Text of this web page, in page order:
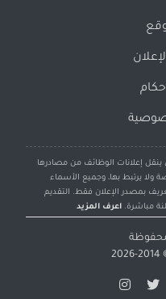
إعلانات الوظائف من مصادرها
ولا يرتبط بها، وجميع الأسماء
بمصدر الإعلان فقط. التقديم
مباشرة. اعرف المزيد
©